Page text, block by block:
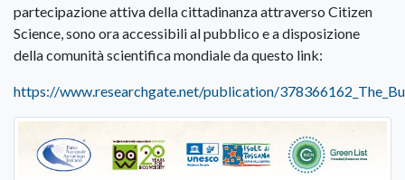
partecipazione attiva della cittadinanza attraverso Citizen
Science, sono ora accessibili al pubblico e a disposizione
della comunità scientifica mondiale da questo link:
https://www.researchgate.net/publication/